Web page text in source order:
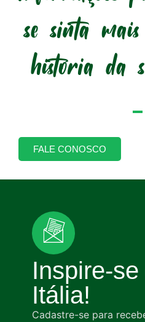
se sinta
história da
FALE CONOSCO
Inspire-
Itália!
Cadastre-se para